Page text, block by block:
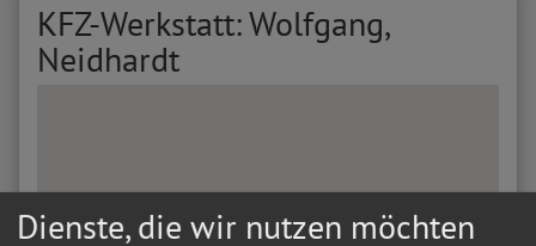
KFZ-Werkstatt: Wolfgang,
Neidhardt
Dienste, die wir nutzen möchten